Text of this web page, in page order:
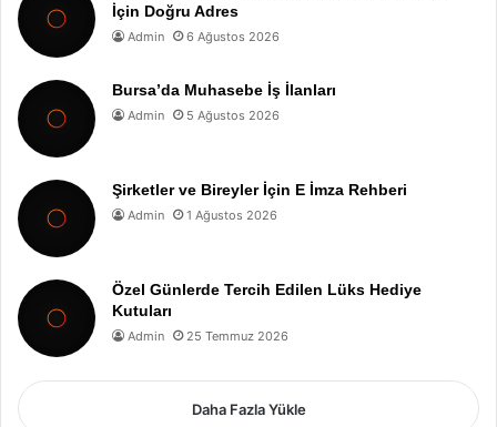
İçin Doğru Adres
Admin 6 Ağustos 2026
Bursa’da Muhasebe İş İlanları
Admin 5 Ağustos 2026
Şirketler ve Bireyler İçin E İmza Rehberi
Admin 1 Ağustos 2026
Özel Günlerde Tercih Edilen Lüks Hediye
Kutuları
Admin 25 Temmuz 2026
Daha Fazla Yükle